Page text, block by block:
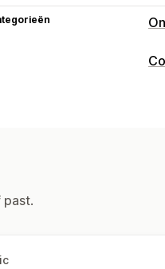
past.